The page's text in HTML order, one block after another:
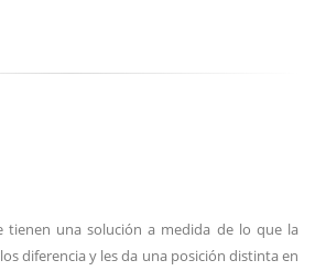
tienen una solución a medida de lo que la
diferencia y les da una posición distinta en